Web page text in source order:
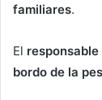
familiares.
El
bordo de la